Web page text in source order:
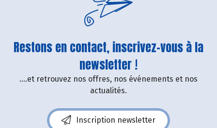
Restons en contact, inscrivez-vous à la
newsletter !
....et retrouvez nos offres, nos événements et nos
actualités.
Inscription newsletter